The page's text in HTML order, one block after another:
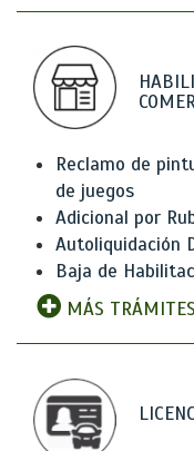
Reclamo de
de juegos
Adicional por
Autoliquidación
Baja de
MÁS TRÁMITES